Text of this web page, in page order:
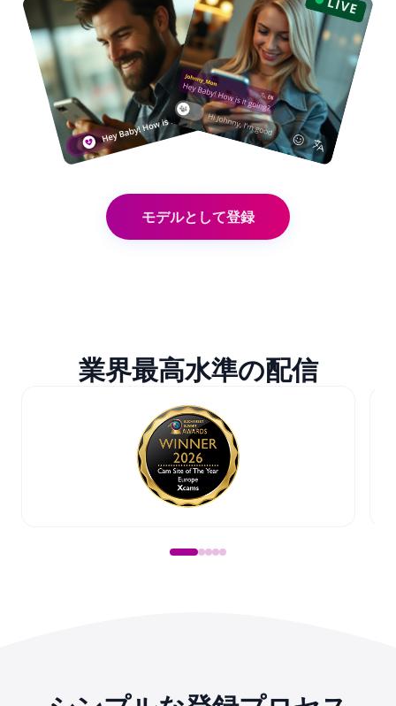
モデルとして登録
業界最高水準の配信